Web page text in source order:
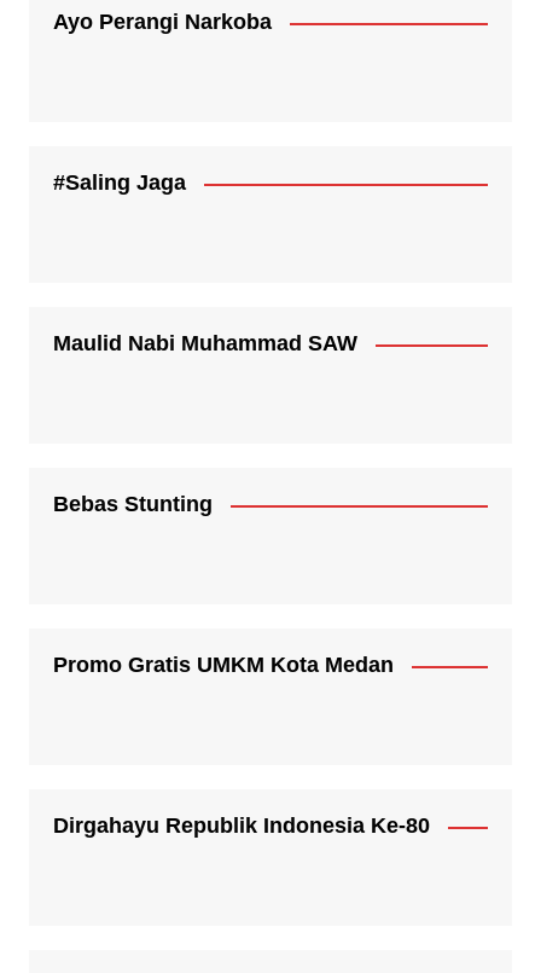
Ayo Perangi Narkoba
#Saling Jaga
Maulid Nabi Muhammad SAW
Bebas Stunting
Promo Gratis UMKM Kota Medan
Dirgahayu Republik Indonesia Ke-80